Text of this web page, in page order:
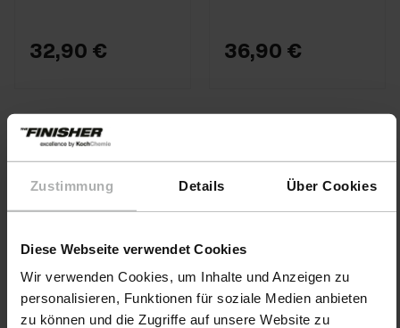
Zustimmung Details Über Cookies
Diese Webseite verwendet Cookies
Wir verwenden Cookies, um Inhalte und Anzeigen zu
personalisieren, Funktionen für soziale Medien anbieten
zu können und die Zugriffe auf unsere Website zu
32,90 € 36,90 €